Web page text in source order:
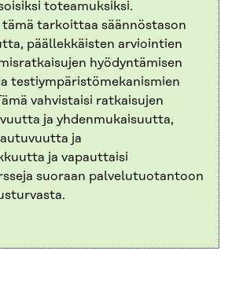
toteamuksiksi.
tarkoittaa säännöstason
päällekkäisten arviointien
hyödyntämisen
testiympäristömekanismien
vahvistaisi ratkaisujen
ja yhdenmukaisuutta,
ja
ja vapauttaisi
suoraan palvelutuotantoon